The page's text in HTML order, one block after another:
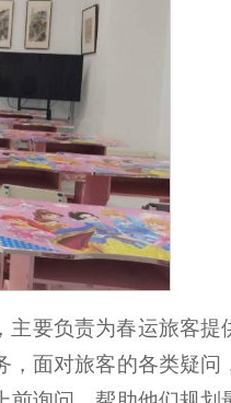
要负责为春运旅客提
面对旅客的各类疑问